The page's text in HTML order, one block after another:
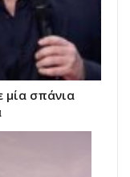
μία σπάνια